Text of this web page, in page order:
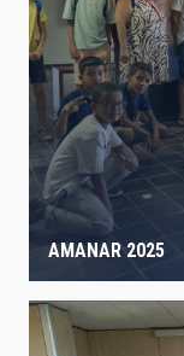
AMANAR 2025